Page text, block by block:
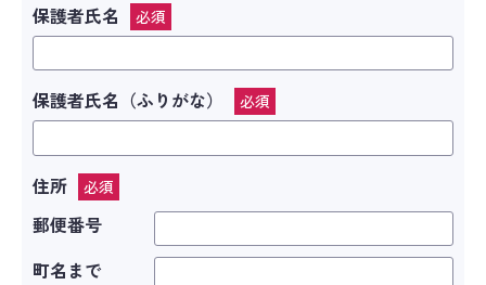
保護者氏名 必須
保護者氏名（ふりがな） 必須
住所 必須
郵便番号
町名まで